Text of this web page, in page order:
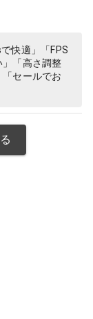
J
快適」「FPS
「高さ調整
セールでお